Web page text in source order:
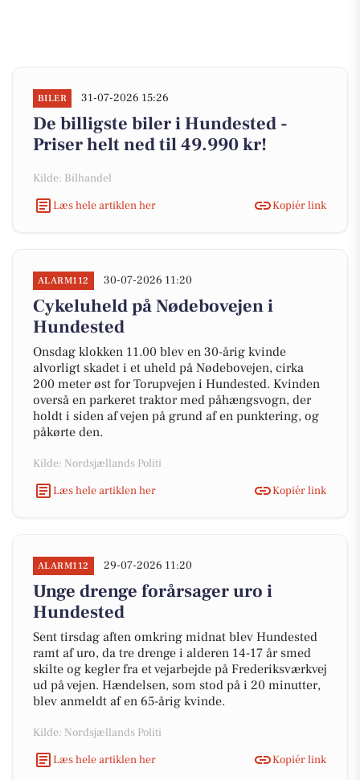
BILER 31-07-2026 15:26
De billigste biler i Hundested -
Priser helt ned til 49.990 kr!
Kilde: Bilhandel
Læs hele artiklen her
Kopiér link
ALARM112 30-07-2026 11:20
Cykeluheld på Nødebovejen i
Hundested
Onsdag klokken 11.00 blev en 30-årig kvinde
alvorligt skadet i et uheld på Nødebovejen, cirka
200 meter øst for Torupvejen i Hundested. Kvinden
overså en parkeret traktor med påhængsvogn, der
holdt i siden af vejen på grund af en punktering, og
påkørte den.
Kilde: Nordsjællands Politi
Læs hele artiklen her
Kopiér link
ALARM112 29-07-2026 11:20
Unge drenge forårsager uro i
Hundested
Sent tirsdag aften omkring midnat blev Hundested
ramt af uro, da tre drenge i alderen 14-17 år smed
skilte og kegler fra et vejarbejde på Frederiksværkvej
ud på vejen. Hændelsen, som stod på i 20 minutter,
blev anmeldt af en 65-årig kvinde.
Kilde: Nordsjællands Politi
Læs hele artiklen her
Kopiér link